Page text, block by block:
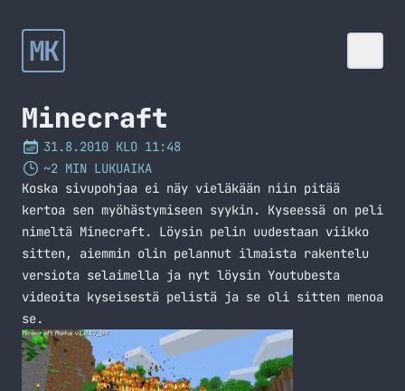
MK
Minecraft
31.8.2010 KLO 11:48
~2 MIN LUKUAIKA
Koska sivupohjaa ei näy vieläkään niin pitää
kertoa sen myöhästymiseen syykin. Kyseessä on peli
nimeltä Minecraft. Löysin pelin uudestaan viikko
sitten, aiemmin olin pelannut ilmaista rakentelu
versiota selaimella ja nyt löysin Youtubesta
videoita kyseisestä pelistä ja se oli sitten menoa
se.